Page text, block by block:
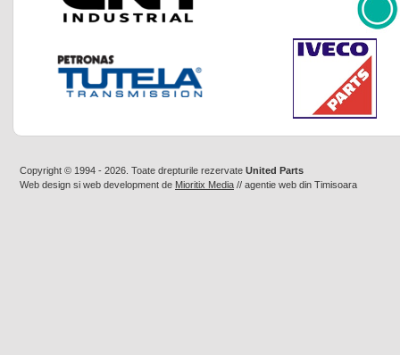
Copyright © 1994 - 2026. Toate drepturile rezervate United Parts
Web design si web development de Mioritix Media // agentie web din Timisoara